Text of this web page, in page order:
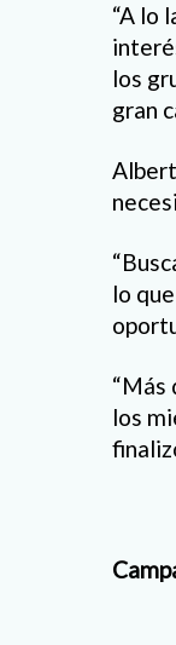
“A lo
los
gran
lo
“Más
los